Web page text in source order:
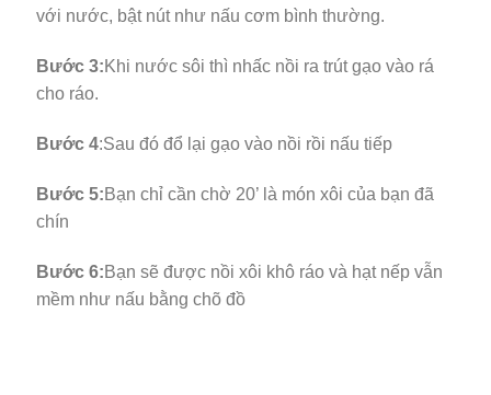
với nước, bật nút như nấu cơm bình thường.
Bước 3:Khi nước sôi thì nhấc nồi ra trút gạo vào rá
cho ráo.
Bước 4:Sau đó đổ lại gạo vào nồi rồi nấu tiếp
Bước 5:Bạn chỉ cần chờ 20’ là món xôi của bạn đã
chín
Bước 6:Bạn sẽ được nồi xôi khô ráo và hạt nếp vẫn
mềm như nấu bằng chõ đồ